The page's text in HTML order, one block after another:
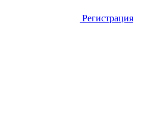
Регистрация